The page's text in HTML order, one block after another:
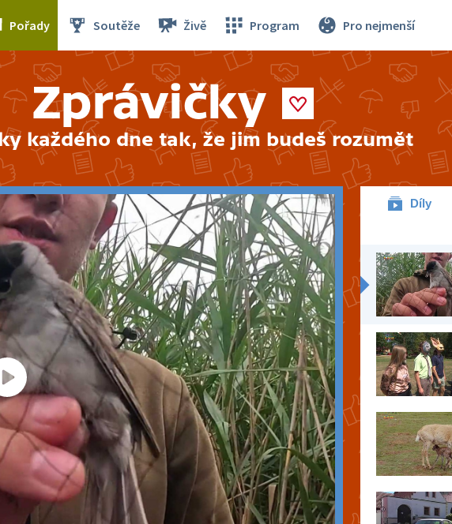
Pořady Soutěže Živě Program Pro nejmenší
Zprávičky
každého dne tak, že jim budeš rozumět
Díly